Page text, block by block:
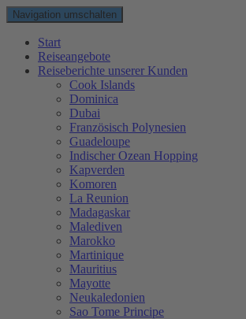
Navigation umschalten
Start
Reiseangebote
Reiseberichte unserer Kunden
Cook Islands
Dominica
Dubai
Französisch Polynesien
Guadeloupe
Indischer Ozean Hopping
Kapverden
Komoren
La Reunion
Madagaskar
Malediven
Marokko
Martinique
Mauritius
Mayotte
Neukaledonien
Sao Tome Principe